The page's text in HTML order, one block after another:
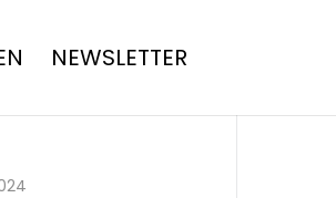
NEWSLETTER